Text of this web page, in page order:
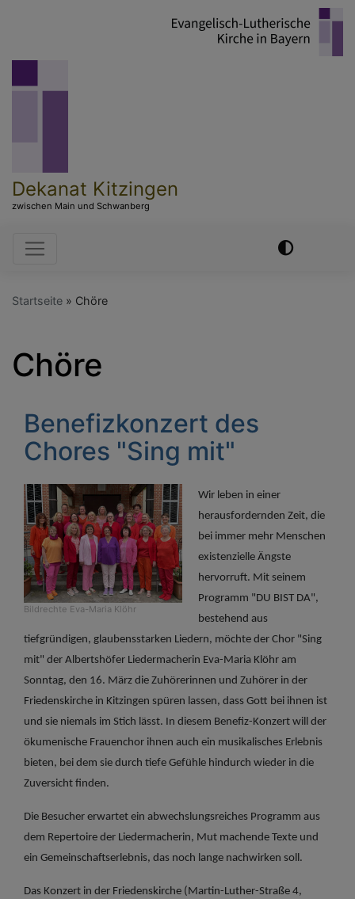
Dekanat Kitzingen
zwischen Main und Schwanberg
Hauptnavigation
Startseite Chöre
Chöre
Benefizkonzert des
Chores "Sing mit"
Bildrechte Eva-Maria Klöhr
Wir leben in einer
herausfordernden Zeit, die
bei immer mehr Menschen
existenzielle Ängste
hervorruft. Mit seinem
Programm "DU BIST DA",
bestehend aus
tiefgründigen, glaubensstarken Liedern, möchte der Chor "Sing
mit" der Albertshöfer Liedermacherin Eva-Maria Klöhr am
Sonntag, den 16. März die Zuhörerinnen und Zuhörer in der
Friedenskirche in Kitzingen spüren lassen, dass Gott bei ihnen ist
und sie niemals im Stich lässt. In diesem Benefiz-Konzert will der
ökumenische Frauenchor ihnen auch ein musikalisches Erlebnis
bieten, bei dem sie durch tiefe Gefühle hindurch wieder in die
Zuversicht finden.
Die Besucher erwartet ein abwechslungsreiches Programm aus
dem Repertoire der Liedermacherin, Mut machende Texte und
ein Gemeinschaftserlebnis, das noch lange nachwirken soll.
Das Konzert in der Friedenskirche (Martin-Luther-Straße 4,